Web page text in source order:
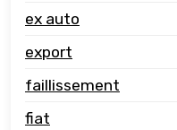
ex auto
export
faillissement
fiat